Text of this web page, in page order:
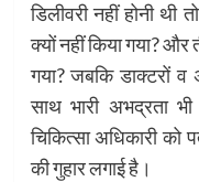
डिलीवरी नहीं होनी
क्यों नहीं किया गया?
गया? जबकि डाक्टरों व
साथ भारी अभद्रता
चिकित्सा अधिकारी
की गुहार लगाई है।